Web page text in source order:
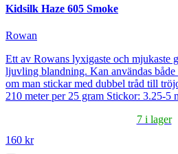
Kidsilk Haze 605 Smoke
Rowan
Ett av Rowans lyxigaste och mjukaste
ljuvling blandning. Kan användas
om man stickar med dubbel tråd till
210 meter per 25 gram Stickor: 3.25-5
7 i lager
160 kr